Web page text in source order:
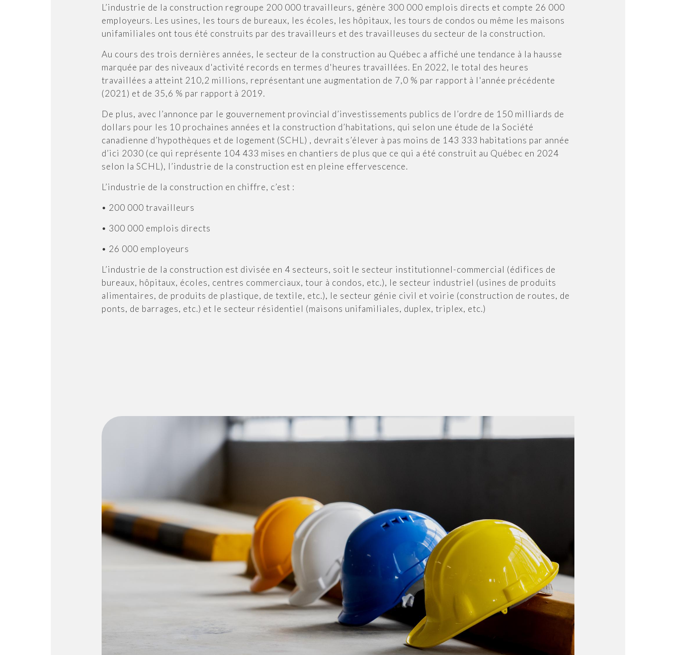
L’industrie de la construction regroupe 200 000 travailleurs, génère 300 000 emplois directs et compte 26 000
employeurs. Les usines, les tours de bureaux, les écoles, les hôpitaux, les tours de condos ou même les maisons
unifamiliales ont tous été construits par des travailleurs et des travailleuses du secteur de la construction.
Au cours des trois dernières années, le secteur de la construction au Québec a affiché une tendance à la hausse
marquée par des niveaux d'activité records en termes d'heures travaillées. En 2022, le total des heures
travaillées a atteint 210,2 millions, représentant une augmentation de 7,0 % par rapport à l'année précédente
(2021) et de 35,6 % par rapport à 2019.
De plus, avec l’annonce par le gouvernement provincial d’investissements publics de l’ordre de 150 milliards de
dollars pour les 10 prochaines années et la construction d’habitations, qui selon une étude de la Société
canadienne d’hypothèques et de logement (SCHL) , devrait s’élever à pas moins de 143 333 habitations par année
d’ici 2030 (ce qui représente 104 433 mises en chantiers de plus que ce qui a été construit au Québec en 2024
selon la SCHL), l’industrie de la construction est en pleine effervescence.
L’industrie de la construction en chiffre, c’est :
• 200 000 travailleurs
• 300 000 emplois directs
• 26 000 employeurs
L’industrie de la construction est divisée en 4 secteurs, soit le secteur institutionnel-commercial (édifices de
bureaux, hôpitaux, écoles, centres commerciaux, tour à condos, etc.), le secteur industriel (usines de produits
alimentaires, de produits de plastique, de textile, etc.), le secteur génie civil et voirie (construction de routes, de
ponts, de barrages, etc.) et le secteur résidentiel (maisons unifamiliales, duplex, triplex, etc.)